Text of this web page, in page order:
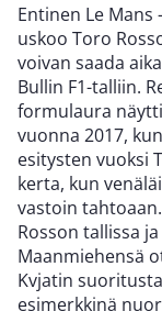
Entinen Le Mans
uskoo Toro
voivan saada
Bullin F1-talliin.
formulaura
vuonna 2017,
esitysten vuoksi
kerta, kun
vastoin
Rosson tallissa
Maanmiehensä
Kvjatin
esimerkkinä